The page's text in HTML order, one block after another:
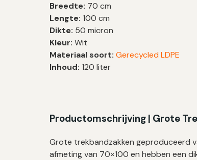
LDPE
|
T80
|
70×100
cm
aantal
Breedte: 70 cm
Lengte: 100 cm
Dikte: 50 micron
Kleur: Wit
Materiaal soort: Gerecycled LDPE
Inhoud: 120 liter
Productomschrijving | Grote
Grote trekbandzakken geproduceerd
afmeting van 70×100 en hebben een